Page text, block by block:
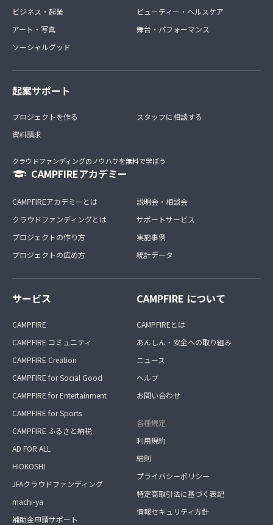
ビジネス・起業
アート・写真
ソーシャルグッド
ビューティー・ヘルスケア
舞台・パフォーマンス
起案サポート
プロジェクトを作る
資料請求
スタッフに相談する
クラウドファンディングのノウハウを無料で学ぼう
CAMPFIREアカデミー
CAMPFIREアカデミーとは
クラウドファンディングとは
プロジェクトの作り方
プロジェクトの広め方
説明会・相談会
サポートサービス
実施事例
統計データ
サービス
CAMPFIRE
CAMPFIRE コミュニティ
CAMPFIRE Creation
CAMPFIRE for Social Good
CAMPFIRE for Entertainment
CAMPFIRE for Sports
CAMPFIRE ふるさと納税
AD FOR ALL
HIOKOSHI
JFAクラウドファンディング
machi-ya
補助金申請サポート
CAMPFIRE について
CAMPFIREとは
あんしん・安全への取り組み
ニュース
ヘルプ
お問い合わせ
各種規定
利用規約
細則
プライバシーポリシー
特定商取引法に基づく表記
情報セキュリティ方針